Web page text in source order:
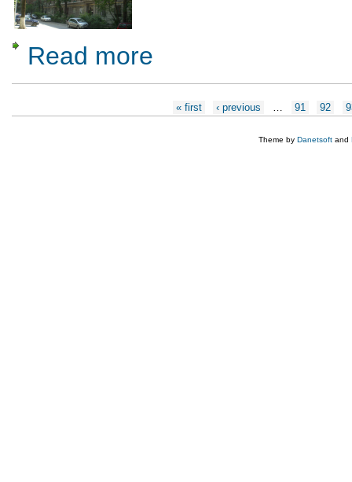
Read more
« first ‹ previous 91 92
Theme by Danetsoft and